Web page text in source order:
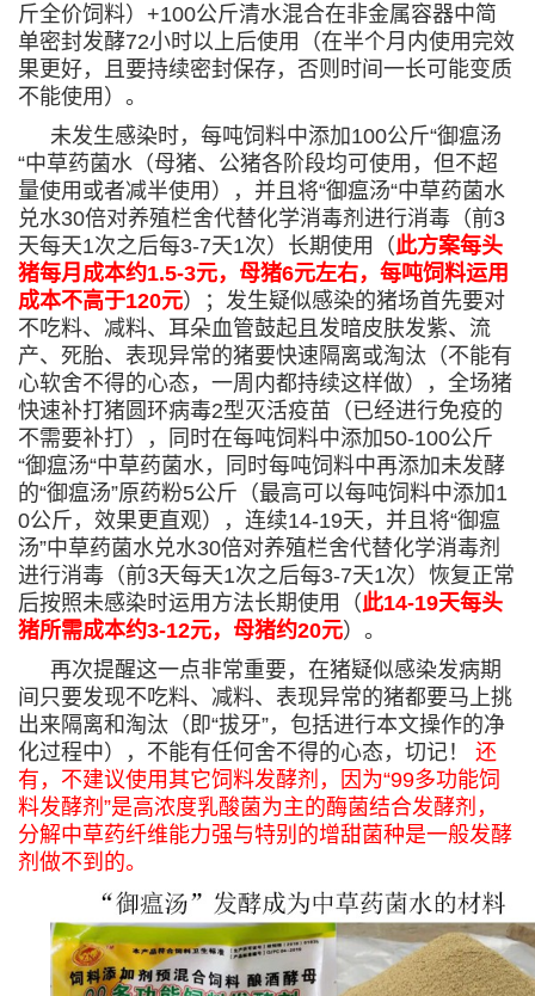
斤全价饲料）+100公斤清水混合在非金属容器中简
单密封发酵72小时以上后使用（在半个月内使用完效
果更好，且要持续密封保存，否则时间一长可能变质
不能使用）。
未发生感染时，每吨饲料中添加100公斤“御瘟汤
“中草药菌水（母猪、公猪各阶段均可使用，但不超
量使用或者减半使用），并且将“御瘟汤“中草药菌水
兑水30倍对养殖栏舍代替化学消毒剂进行消毒（前3
天每天1次之后每3-7天1次）长期使用（此方案每头
猪每月成本约1.5-3元，母猪6元左右，每吨饲料运用
成本不高于120元）；发生疑似感染的猪场首先要对
不吃料、减料、耳朵血管鼓起且发暗皮肤发紫、流
产、死胎、表现异常的猪要快速隔离或淘汰（不能有
心软舍不得的心态，一周内都持续这样做），全场猪
快速补打猪圆环病毒2型灭活疫苗（已经进行免疫的
不需要补打），同时在每吨饲料中添加50-100公斤
“御瘟汤“中草药菌水，同时每吨饲料中再添加未发酵
的“御瘟汤”原药粉5公斤（最高可以每吨饲料中添加1
0公斤，效果更直观），连续14-19天，并且将“御瘟
汤”中草药菌水兑水30倍对养殖栏舍代替化学消毒剂
进行消毒（前3天每天1次之后每3-7天1次）恢复正常
后按照未感染时运用方法长期使用（此14-19天每头
猪所需成本约3-12元，母猪约20元）。
再次提醒这一点非常重要，在猪疑似感染发病期
间只要发现不吃料、减料、表现异常的猪都要马上挑
出来隔离和淘汰（即“拔牙”，包括进行本文操作的净
化过程中），不能有任何舍不得的心态，切记！ 还
有，不建议使用其它饲料发酵剂，因为“99多功能饲
料发酵剂”是高浓度乳酸菌为主的酶菌结合发酵剂，
分解中草药纤维能力强与特别的增甜菌种是一般发酵
剂做不到的。